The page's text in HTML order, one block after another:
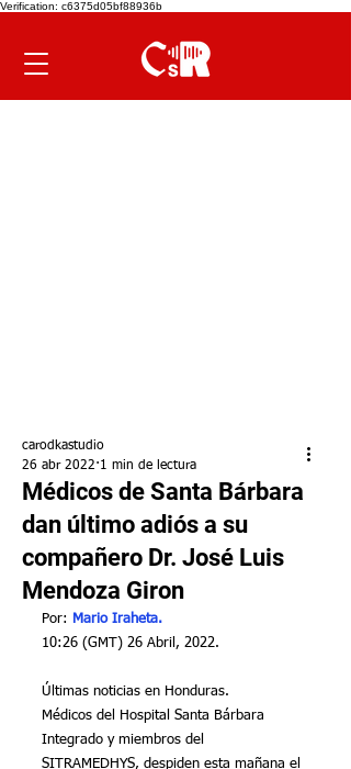
Verification: c6375d05bf88936b
Médicos de Santa Bárbara
dan último adiós a su
compañero Dr. José Luis
Mendoza Giron
carodkastudio
26 abr 2022 1 min de lectura
Por:
Mario Iraheta.
10:26 (GMT) 26 Abril, 2022.
Últimas noticias en Honduras.
Médicos del Hospital Santa Bárbara
Integrado y miembros del
SITRAMEDHYS, despiden esta mañana el